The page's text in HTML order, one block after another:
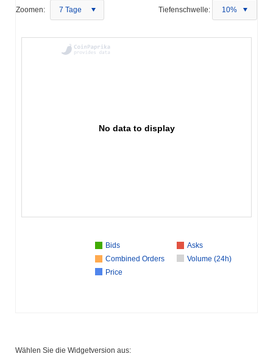
Zoomen: 7 Tage Tiefenschwelle: 10%
No data to display
Bids
Asks
Combined Orders
Volume (24h)
Price
Wählen Sie die Widgetversion aus: